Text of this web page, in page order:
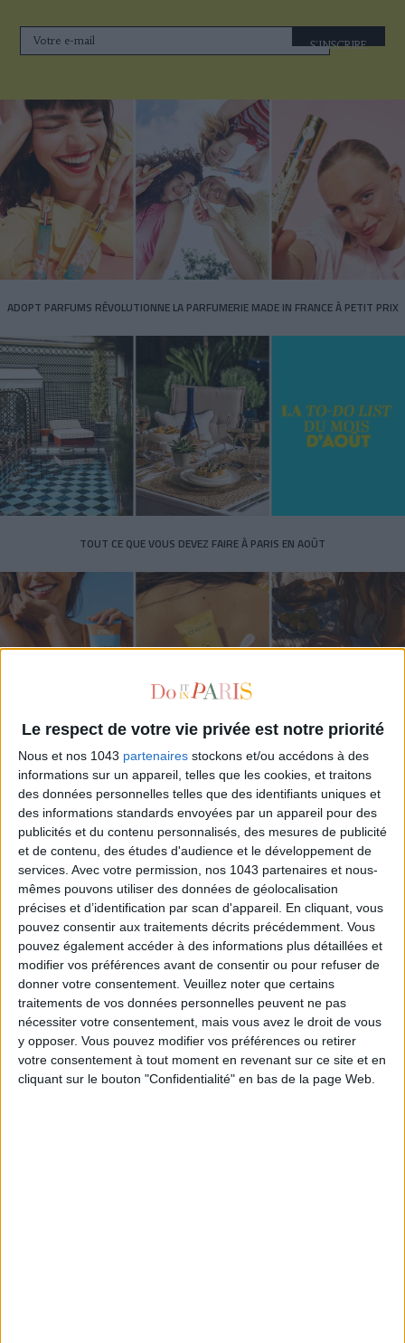
Le respect de votre vie privée est notre priorité
Nous et nos 1043 partenaires stockons et/ou accédons à des
informations sur un appareil, telles que les cookies, et traitons
des données personnelles telles que des identifiants uniques et
des informations standards envoyées par un appareil pour des
publicités et du contenu personnalisés, des mesures de publicité
et de contenu, des études d'audience et le développement de
services. Avec votre permission, nos 1043 partenaires et nous-
mêmes pouvons utiliser des données de géolocalisation
précises et d’identification par scan d'appareil. En cliquant, vous
pouvez consentir aux traitements décrits précédemment. Vous
pouvez également accéder à des informations plus détaillées et
modifier vos préférences avant de consentir ou pour refuser de
donner votre consentement. Veuillez noter que certains
traitements de vos données personnelles peuvent ne pas
nécessiter votre consentement, mais vous avez le droit de vous
y opposer. Vous pouvez modifier vos préférences ou retirer
votre consentement à tout moment en revenant sur ce site et en
cliquant sur le bouton "Confidentialité" en bas de la page Web.
S'INSCRIRE
ADOPT PARFUMS RÉVOLUTIONNE LA PARFUMERIE MADE IN FRANCE À PETIT PRIX
TOUT CE QUE VOUS DEVEZ FAIRE À PARIS EN AOÛT
LES SPF 50 QUI DONNENT ENVIE DE SE TARTINER
LES MEILLEURS HÔTELS POUR UN WEEK-END SPA ET GASTRONOMIE